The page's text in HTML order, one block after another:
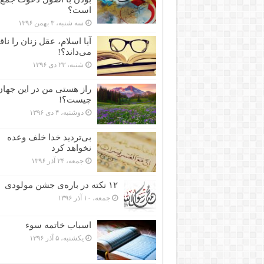
است؟
سه شنبه، ۳ بهمن ۱۳۹۶
آیا اسلام، عقل زنان را
می‌داند؟!
شنبه، ۲۳ دی ۱۳۹۶
راز هستی من در این
چیست؟!
دوشنبه، ۴ دی ۱۳۹۶
بی‌تردید خدا خلف وعده
نخواهد کرد
جمعه، ۲۴ آذر ۱۳۹۶
۱۲ نکته در باره‌ی جشن مولودی
جمعه، ۱۰ آذر ۱۳۹۶
اسباب خاتمه سوء
یکشنبه، ۵ آذر ۱۳۹۶